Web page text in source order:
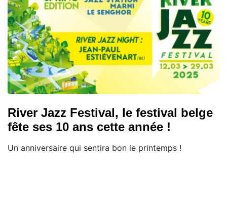
River Jazz Festival, le festival belge
fête ses 10 ans cette année !
Un anniversaire qui sentira bon le printemps !